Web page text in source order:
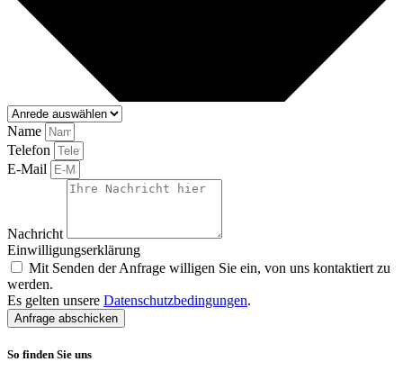
Name
Telefon
E-Mail
Nachricht
Einwilligungserklärung
Mit Senden der Anfrage willigen Sie ein, von uns kontaktiert zu
werden.
Es gelten unsere Datenschutzbedingungen.
Anfrage abschicken
So finden Sie uns